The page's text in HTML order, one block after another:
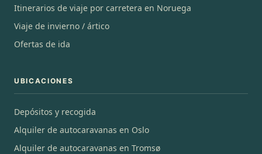
Itinerarios de viaje por carretera en Noruega
Viaje de invierno / ártico
Ofertas de ida
UBICACIONES
Depósitos y recogida
Alquiler de autocaravanas en Oslo
Alquiler de autocaravanas en Tromsø